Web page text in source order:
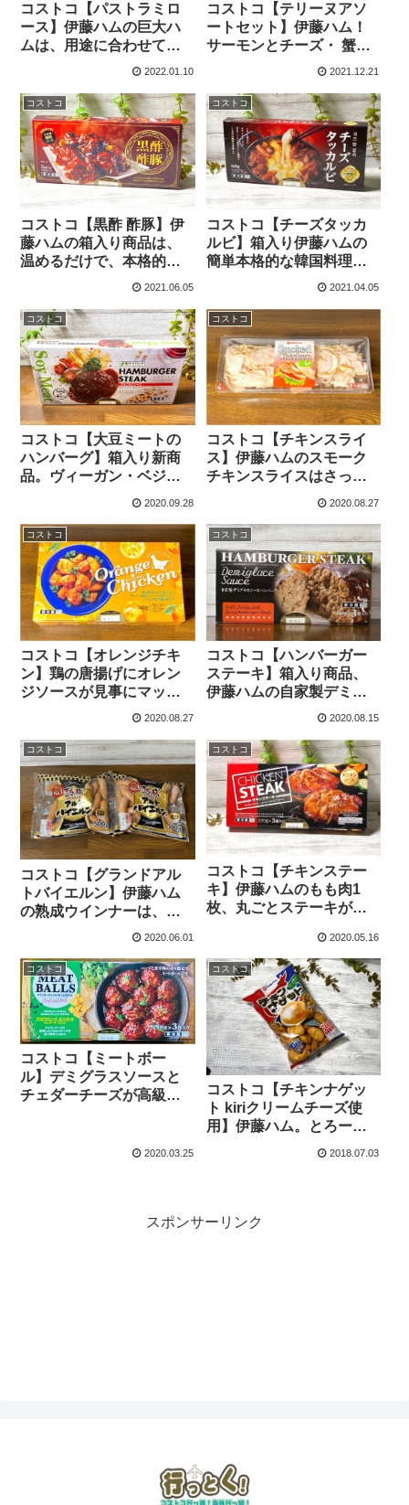
コストコ【パストラミロ
ース】伊藤ハムの巨大ハ
ムは、用途に合わせてカ
ットでき、とっても美味
2022.01.10
コストコ【テリーヌアソ
ートセット】伊藤ハム！
サーモンとチーズ・ 蟹と
パルメザン・ アボカドと
2021.12.21
コストコ
コストコ【黒酢 酢豚】伊
藤ハムの箱入り商品は、
温めるだけで、本格的な
酢豚がいただけます。
2021.06.05
コストコ
コストコ【チーズタッカ
ルビ】箱入り伊藤ハムの
簡単本格的な韓国料理
は、鶏肉・トッポギ＆チ
2021.04.05
コストコ
コストコ【大豆ミートの
ハンバーグ】箱入り新商
品。ヴィーガン・ベジタ
リアンにおススメの低コ
レステロールハンバー
グ！
2020.09.28
コストコ
コストコ【チキンスライ
ス】伊藤ハムのスモーク
チキンスライスはさっぱ
り味でサンドイッチにお
2020.08.27
コストコ
コストコ【オレンジチキ
ン】鶏の唐揚げにオレン
ジソースが見事にマッチ
したアメリカ風中華料
2020.08.27
コストコ
コストコ【ハンバーガー
ステーキ】箱入り商品、
伊藤ハムの自家製デミグ
ラスソースのハンバーグ
味！
2020.08.15
コストコ
コストコ【グランドアル
トバイエルン】伊藤ハム
の熟成ウインナーは、パ
リパリの皮が病みつきに
2020.06.01
コストコ
コストコ【チキンステー
キ】伊藤ハムのもも肉1
枚、丸ごとステーキが胡
2020.05.16
コストコ
コストコ【ミートボー
ル】デミグラスソースと
チェダーチーズが高級感
2020.03.25
コストコ
コストコ【チキンナゲッ
ト kiriクリームチーズ使
用】伊藤ハム。とろーり
最高！お弁当にも便利で
2018.07.03
スポンサーリンク